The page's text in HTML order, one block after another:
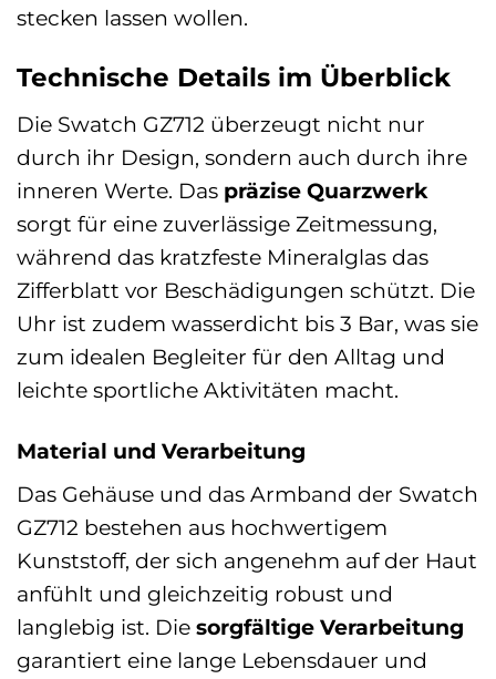
stecken lassen wollen.
Technische Details im Überblick
Die Swatch GZ712 überzeugt nicht nur
durch ihr Design, sondern auch durch ihre
inneren Werte. Das präzise Quarzwerk
sorgt für eine zuverlässige Zeitmessung,
während das kratzfeste Mineralglas das
Zifferblatt vor Beschädigungen schützt. Die
Uhr ist zudem wasserdicht bis 3 Bar, was sie
zum idealen Begleiter für den Alltag und
leichte sportliche Aktivitäten macht.
Material und Verarbeitung
Das Gehäuse und das Armband der Swatch
GZ712 bestehen aus hochwertigem
Kunststoff, der sich angenehm auf der Haut
anfühlt und gleichzeitig robust und
langlebig ist. Die sorgfältige Verarbeitung
garantiert eine lange Lebensdauer und